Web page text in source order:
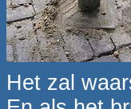
Het zal